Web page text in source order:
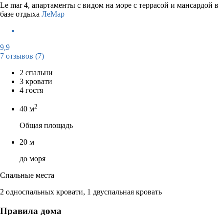
Le mar 4, апартаменты с видом на море с террасой и мансардой в
базе отдыха ЛеМар
9,9
7 отзывов (7)
2 спальни
3 кровати
4 гостя
40 м2
Общая площадь
20 м
до моря
Спальные места
2 односпальных кровати, 1 двуспальная кровать
Правила дома